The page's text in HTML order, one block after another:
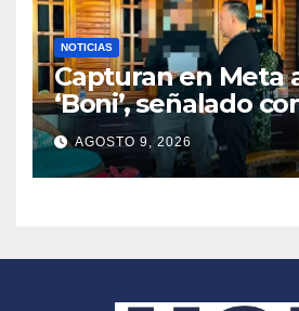
NOTICIAS
Capturan en Meta
‘Boni’, señalado
segundo cabecilla
Comandos de
AGOSTO 9, 2026